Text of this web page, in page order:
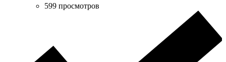
599 просмотров